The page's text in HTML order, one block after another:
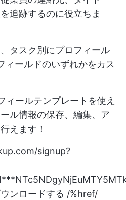
追跡するのに役立ちま
タスク別にプロフィール
ィールドのいずれかをカス
ィールテンプレートを使え
ル情報の保存、編集、ア
えます！
signup?
ンロードする /%href/